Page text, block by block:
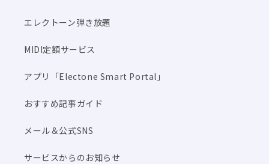
エレクトーン弾き放題
MIDI定額サービス
アプリ「Electone Smart Portal」
おすすめ記事ガイド
メール＆公式SNS
サービスからのお知らせ